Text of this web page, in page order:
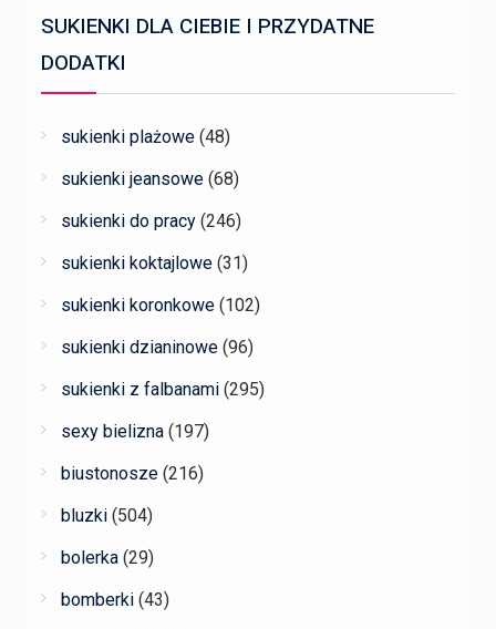
SUKIENKI DLA CIEBIE I PRZYDATNE
DODATKI
sukienki plażowe (48)
sukienki jeansowe (68)
sukienki do pracy (246)
sukienki koktajlowe (31)
sukienki koronkowe (102)
sukienki dzianinowe (96)
sukienki z falbanami (295)
sexy bielizna (197)
biustonosze (216)
bluzki (504)
bolerka (29)
bomberki (43)